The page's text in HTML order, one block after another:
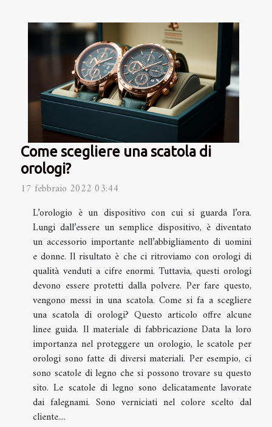
Come scegliere una scatola di
orologi?
17 febbraio 2022 03:44
L’orologio è un dispositivo con cui si guarda l’ora.
Lungi dall’essere un semplice dispositivo, è diventato
un accessorio importante nell’abbigliamento di uomini
e donne. Il risultato è che ci ritroviamo con orologi di
qualità venduti a cifre enormi. Tuttavia, questi orologi
devono essere protetti dalla polvere. Per fare questo,
vengono messi in una scatola. Come si fa a scegliere
una scatola di orologi? Questo articolo offre alcune
linee guida. Il materiale di fabbricazione Data la loro
importanza nel proteggere un orologio, le scatole per
orologi sono fatte di diversi materiali. Per esempio, ci
sono scatole di legno che si possono trovare su questo
sito. Le scatole di legno sono delicatamente lavorate
dai falegnami. Sono verniciati nel colore scelto dal
cliente....